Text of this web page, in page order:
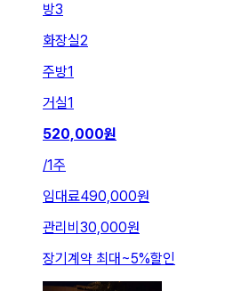
방3
화장실2
주방1
거실1
520,000원
/1주
임대료490,000원
관리비 30,000원
장기계약 최대 ~5%할인